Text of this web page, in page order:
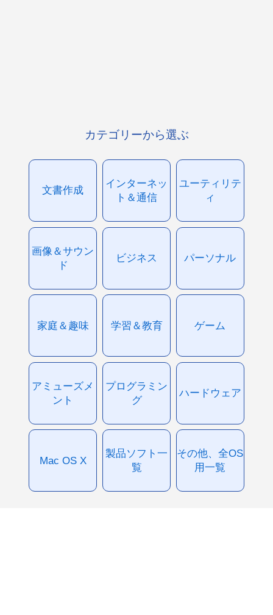
カテゴリーから選ぶ
文書作成
インターネッ
ト＆通信
ユーティリテ
ィ
画像＆サウン
ド
ビジネス パーソナル
家庭＆趣味 学習＆教育 ゲーム
アミューズメ
ント
プログラミン
グ
ハードウェア
Mac OS X
製品ソフト一
覧
その他、全OS
用一覧